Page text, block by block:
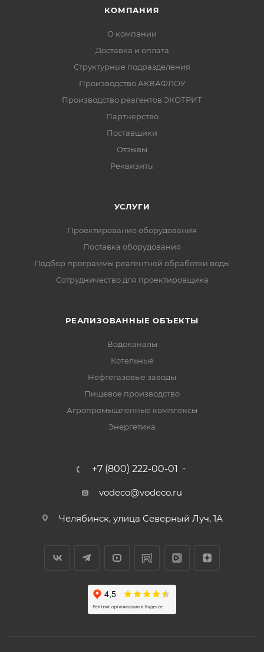
КОМПАНИЯ
О компании
Доставка и оплата
Структурные подразделения
Производство АКВАФЛОУ
Производство реагентов ЭКОТРИТ
Партнерство
Поставщики
Отзывы
Реквизиты
УСЛУГИ
Проектирование оборудования
Поставка оборудования
Подбор программы реагентной обработки воды
Сотрудничество для проектировщика
РЕАЛИЗОВАННЫЕ ОБЪЕКТЫ
Водоканалы
Котельные
Нефтегазовые заводы
Пищевое производство
Агропромышленные комплексы
Энергетика
+7 (800) 222-00-01
vodeco@vodeco.ru
Челябинск, улица Северный Луч, 1А